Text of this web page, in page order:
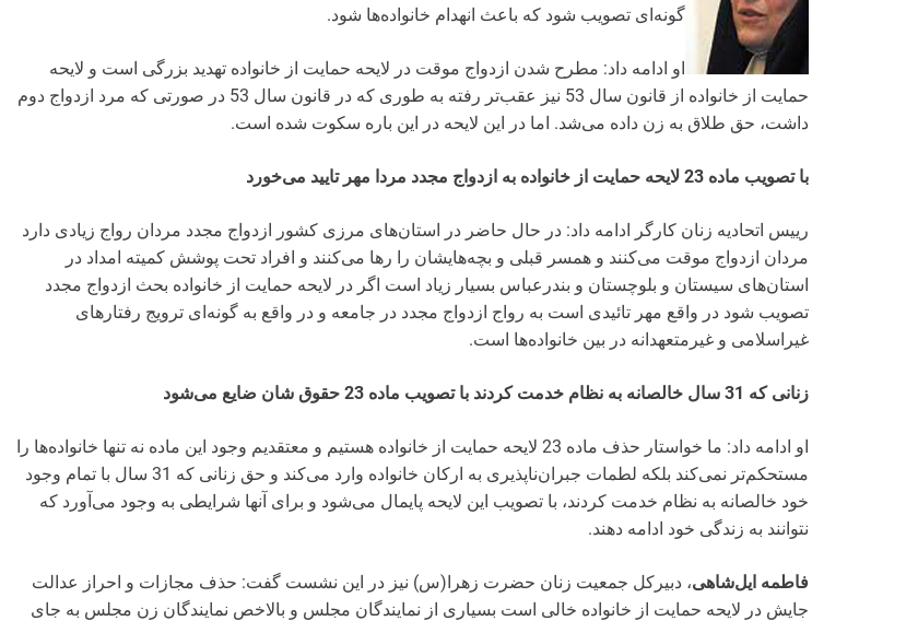
گونه‌ای تصویب شود که باعث انهدام خانواده‌ها شود.
او ادامه داد: مطرح شدن ازدواج موقت در لایحه حمایت از خانواده تهدید بزرگی است و لایحه
حمایت از خانواده از قانون سال 53 نیز عقب‌تر رفته به طوری که در قانون سال 53 در صورتی که مرد ازدواج دوم
داشت، حق طلاق به زن داده می‌شد. اما در این لایحه در این باره سکوت شده است.
با تصویب ماده 23 لایحه حمایت از خانواده به ازدواج مجدد مردا مهر تایید می‌خورد
رییس اتحادیه زنان کارگر ادامه داد: در حال حاضر در استان‌های مرزی کشور ازدواج مجدد مردان رواج زیادی دارد
مردان ازدواج موقت می‌کنند و همسر قبلی و بچه‌هایشان را رها می‌کنند و افراد تحت پوشش کمیته امداد در
استان‌های سیستان و بلوچستان و بندرعباس بسیار زیاد است اگر در لایحه حمایت از خانواده بحث ازدواج مجدد
تصویب شود در واقع مهر تائیدی است به رواج ازدواج مجدد در جامعه و در واقع به گونه‌ای ترویج رفتارهای
غیراسلامی و غیرمتعهدانه در بین خانواده‌ها است.
زنانی که 31 سال خالصانه به نظام خدمت کردند با تصویب ماده 23 حقوق شان ضایع می‌شود
او ادامه داد: ما خواستار حذف ماده 23 لایحه حمایت از خانواده هستیم و معتقدیم وجود این ماده نه تنها خانواده‌ها را
مستحکم‌تر نمی‌کند بلکه لطمات جبران‌ناپذیری به ارکان خانواده وارد می‌کند و حق زنانی که 31 سال با تمام وجود
خود خالصانه به نظام خدمت کردند، با تصویب این لایحه پایمال می‌شود و برای آنها شرایطی به وجود می‌آورد که
نتوانند به زندگی خود ادامه دهند.
فاطمه ایل‌شاهی، دبیرکل جمعیت زنان حضرت زهرا(س) نیز در این نشست گفت: حذف مجازات و احراز عدالت
جایش در لایحه حمایت از خانواده خالی است بسیاری از نمایندگان مجلس و بالاخص نمایندگان زن مجلس به جای